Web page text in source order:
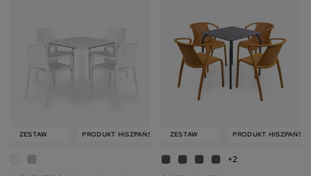
PRODUKT HISZPAŃSKI ZESTAW
PRODUKT HISZPAŃSKI ZESTAW PRODUKT HISZPAŃSKI
+2